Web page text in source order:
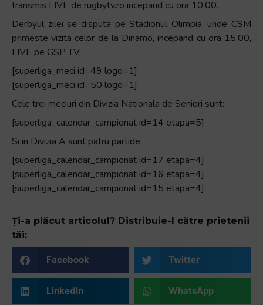
transmis LIVE de rugbytv.ro incepand cu ora 10.00.
Derbyul zilei se disputa pe Stadionul Olimpia, unde CSM
primeste vizita celor de la Dinamo, incepand cu ora 15.00,
LIVE pe GSP TV.
[superliga_meci id=49 logo=1]
[superliga_meci id=50 logo=1]
Cele trei meciuri din Divizia Nationala de Seniori sunt:
[superliga_calendar_campionat id=14 etapa=5]
Si in Divizia A sunt patru partide:
[superliga_calendar_campionat id=17 etapa=4]
[superliga_calendar_campionat id=16 etapa=4]
[superliga_calendar_campionat id=15 etapa=4]
Ți-a plăcut articolul? Distribuie-l către prietenii
tăi:
Facebook Twitter
LinkedIn WhatsApp